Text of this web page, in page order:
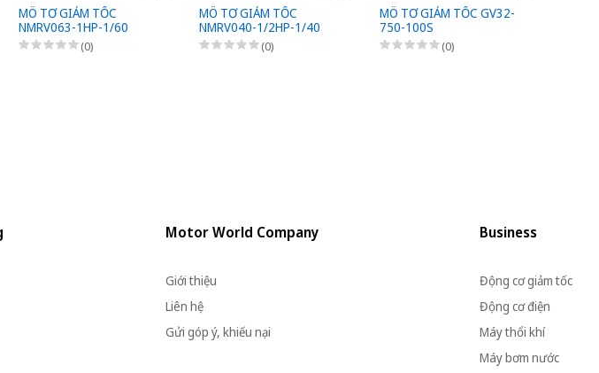
MÔ TƠ GIẢM TỐC
NMRV063-1HP-1/60
(0)
MÔ TƠ GIẢM TỐC
NMRV040-1/2HP-1/40
(0)
MÔ TƠ GIẢM TỐC GV32-
750-100S
(0)
Motor World Company
Giới thiệu
Liên hệ
Gửi góp ý, khiếu nại
Business
Động cơ giảm tốc
Động cơ điện
Máy thổi khí
Máy bơm nước